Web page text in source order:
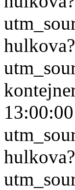
hulkova?
hulkova?